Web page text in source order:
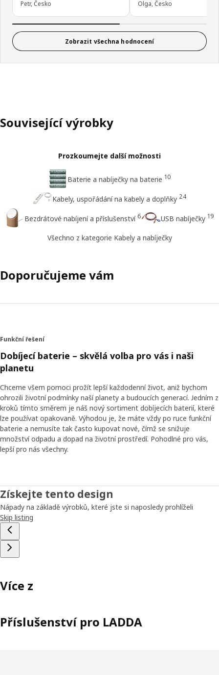
Petr, Česko Olga, Česko
Zobrazit všechna hodnocení
Související výrobky
Prozkoumejte další možnosti
Baterie a nabíječky na baterie 10
Kabely, uspořádání na kabely a doplňky 24
Bezdrátové nabíjení a příslušenství 6 USB nabíječky 19
Všechno z kategorie Kabely a nabíječky
Doporučujeme vám
Funkční řešení
Dobíjecí baterie – skvělá volba pro vás i naši
planetu
Chceme všem pomoci prožít lepší každodenní život, aniž bychom
ohrozili životní podmínky naší planety a budoucích generací. Jedním z
kroků tímto směrem je náš nový sortiment dobíjecích baterií, které
lze používat opakovaně. Výhodou je, že máte vždy po ruce funkční
baterie a nemusíte tak často kupovat nové, čímž se snižuje
množství odpadu a dopad na životní prostředí. Pohodlné pro vás,
lepší pro nás všechny.
Získejte tento design
Nápady na základě výrobků, které jste si naposledy prohlíželi
Skip listing
Více z
Příslušenství pro LADDA